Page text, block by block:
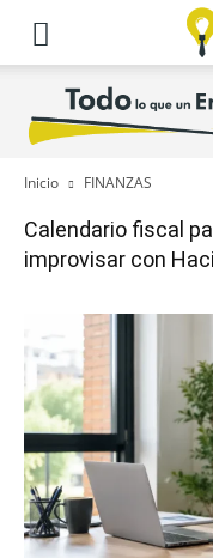
Inicio FINANZAS
Calendario fiscal
improvisar con